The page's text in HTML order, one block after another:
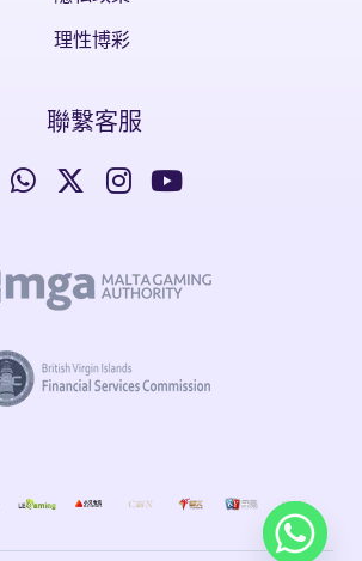
理性博彩
聯繫客服